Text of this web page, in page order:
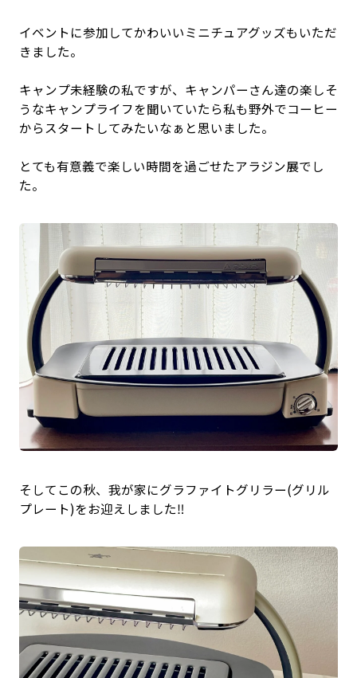
イベントに参加してかわいいミニチュアグッズもいただ
きました。
キャンプ未経験の私ですが、キャンパーさん達の楽しそ
うなキャンプライフを聞いていたら私も野外でコーヒー
からスタートしてみたいなぁと思いました。
とても有意義で楽しい時間を過ごせたアラジン展でし
た。
そしてこの秋、我が家にグラファイトグリラー(グリル
プレート)をお迎えしました‼️